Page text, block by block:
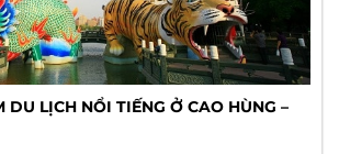
LỊCH NỔI TIẾNG Ở CAO HÙNG –